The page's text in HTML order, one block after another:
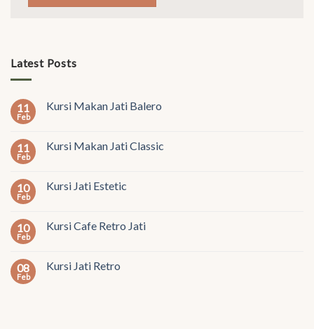
Latest Posts
11
Feb
Kursi Makan Jati Balero
11
Feb
Kursi Makan Jati Classic
10
Feb
Kursi Jati Estetic
10
Feb
Kursi Cafe Retro Jati
08
Feb
Kursi Jati Retro